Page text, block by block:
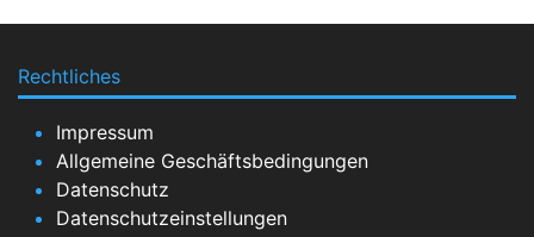
Rechtliches
Impressum
Allgemeine Geschäftsbedingungen
Datenschutz
Datenschutzeinstellungen